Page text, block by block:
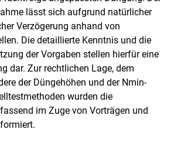
lässt sich aufgrund natürlicher
Verzögerung anhand von
Die detaillierte Kenntnis und die
der Vorgaben stellen hierfür eine
dar. Zur rechtlichen Lage, dem
der Düngehöhen und der Nmin-
wurden die
im Zuge von Vorträgen und